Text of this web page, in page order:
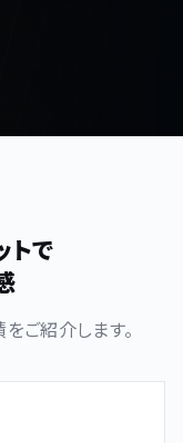
トで
ご紹介します。